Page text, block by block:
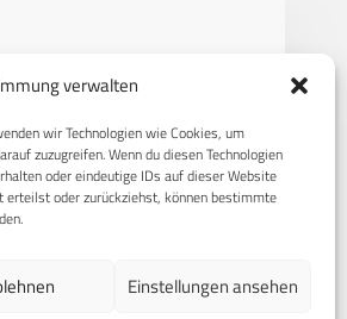
verwalten
wir Technologien wie Cookies, um
zuzugreifen. Wenn du diesen Technologien
oder eindeutige IDs auf dieser Website
erteilst oder zurückziehst, können bestimmte
Einstellungen ansehen
Richtlinie (EU)